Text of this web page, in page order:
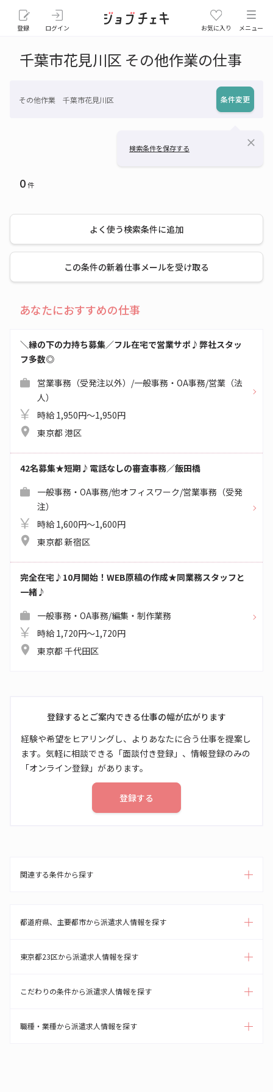
登録 ログイン お気に入り メニュー
千葉市花見川区 その他作業の仕事
その他作業 千葉市花見川区 条件変更
検索条件を保存する close
0件
よく使う検索条件に追加
この条件の新着仕事メールを受け取る
あなたにおすすめの仕事
＼縁の下の力持ち募集／フル在宅で営業サポ♪弊社スタッ
フ多数◎
営業事務（受発注以外）/一般事務・OA事務/営業（法
人）
時給 1,950円～1,950円
東京都 港区
42名募集★短期♪電話なしの審査事務／飯田橋
一般事務・OA事務/他オフィスワーク/営業事務（受発
注）
時給 1,600円～1,600円
東京都 新宿区
完全在宅♪10月開始！WEB原稿の作成★同業務スタッフと
一緒♪
一般事務・OA事務/編集・制作業務
時給 1,720円～1,720円
東京都 千代田区
登録するとご案内できる仕事の幅が広がります
経験や希望をヒアリングし、よりあなたに合う仕事を提案し
ます。気軽に相談できる「面談付き登録」、情報登録のみの
「オンライン登録」があります。
登録する
関連する条件から探す
都道府県、主要都市から派遣求人情報を探す
東京都23区から派遣求人情報を探す
こだわりの条件から派遣求人情報を探す
職種・業種から派遣求人情報を探す